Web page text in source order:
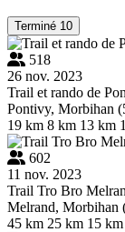
Terminé 10
518
26 nov. 2023
Trail et rando de
Pontivy, Morbihan
19 km 8 km 13 km
602
11 nov. 2023
Trail Tro Bro
Melrand, Morbihan
45 km 25 km 15 km